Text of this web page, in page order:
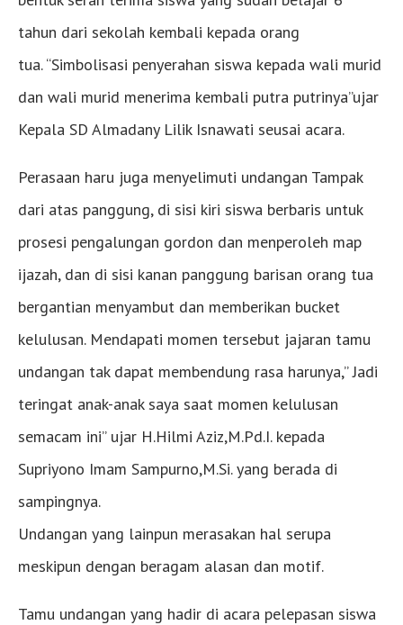
tahun dari sekolah kembali kepada orang
tua. “Simbolisasi penyerahan siswa kepada wali murid
dan wali murid menerima kembali putra putrinya”ujar
Kepala SD Almadany Lilik Isnawati seusai acara.
Perasaan haru juga menyelimuti undangan Tampak
dari atas panggung, di sisi kiri siswa berbaris untuk
prosesi pengalungan gordon dan menperoleh map
ijazah, dan di sisi kanan panggung barisan orang tua
bergantian menyambut dan memberikan bucket
kelulusan. Mendapati momen tersebut jajaran tamu
undangan tak dapat membendung rasa harunya,” Jadi
teringat anak-anak saya saat momen kelulusan
semacam ini” ujar H.Hilmi Aziz,M.Pd.I. kepada
Supriyono Imam Sampurno,M.Si. yang berada di
sampingnya.
Undangan yang lainpun merasakan hal serupa
meskipun dengan beragam alasan dan motif.
Tamu undangan yang hadir di acara pelepasan siswa